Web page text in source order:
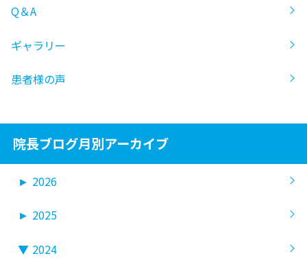
Q＆A
ギャラリー
患者様の声
院長ブログ月別アーカイブ
► 2026
► 2025
▼ 2024